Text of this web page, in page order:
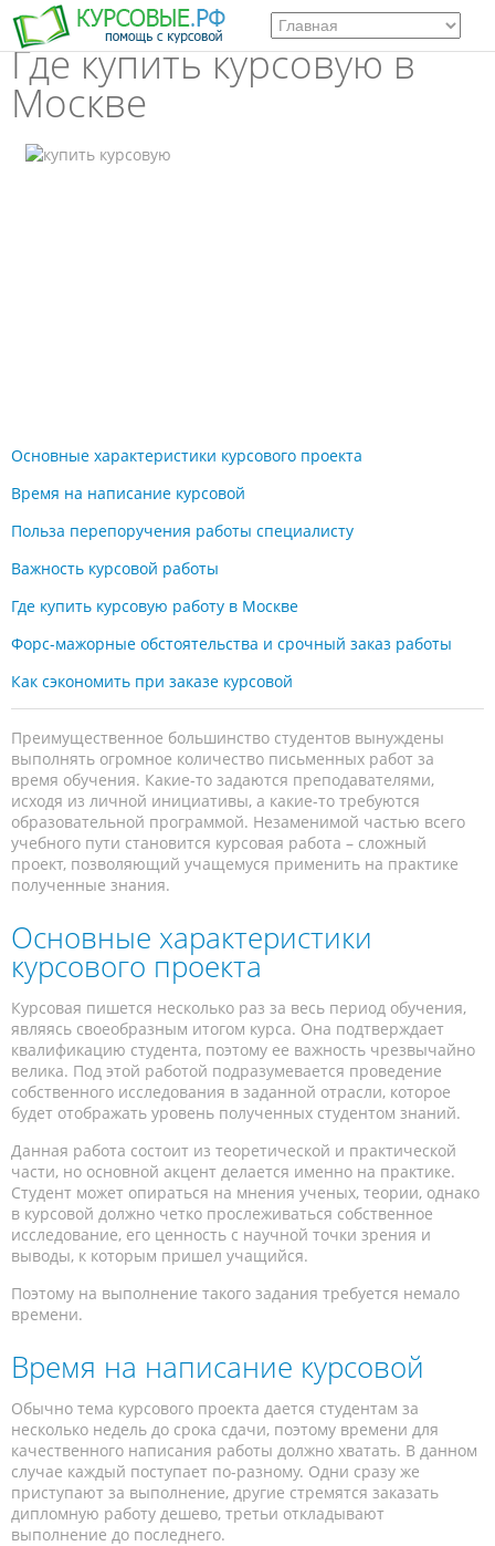
Где купить курсовую в
Москве
Основные характеристики курсового проекта
Время на написание курсовой
Польза перепоручения работы специалисту
Важность курсовой работы
Где купить курсовую работу в Москве
Форс-мажорные обстоятельства и срочный заказ работы
Как сэкономить при заказе курсовой
Преимущественное большинство студентов вынуждены
выполнять огромное количество письменных работ за
время обучения. Какие-то задаются преподавателями,
исходя из личной инициативы, а какие-то требуются
образовательной программой. Незаменимой частью всего
учебного пути становится курсовая работа – сложный
проект, позволяющий учащемуся применить на практике
полученные знания.
Основные характеристики
курсового проекта
Курсовая пишется несколько раз за весь период обучения,
являясь своеобразным итогом курса. Она подтверждает
квалификацию студента, поэтому ее важность чрезвычайно
велика. Под этой работой подразумевается проведение
собственного исследования в заданной отрасли, которое
будет отображать уровень полученных студентом знаний.
Данная работа состоит из теоретической и практической
части, но основной акцент делается именно на практике.
Студент может опираться на мнения ученых, теории, однако
в курсовой должно четко прослеживаться собственное
исследование, его ценность с научной точки зрения и
выводы, к которым пришел учащийся.
Поэтому на выполнение такого задания требуется немало
времени.
Время на написание курсовой
Обычно тема курсового проекта дается студентам за
несколько недель до срока сдачи, поэтому времени для
качественного написания работы должно хватать. В данном
случае каждый поступает по-разному. Одни сразу же
приступают за выполнение, другие стремятся заказать
дипломную работу дешево, третьи откладывают
выполнение до последнего.